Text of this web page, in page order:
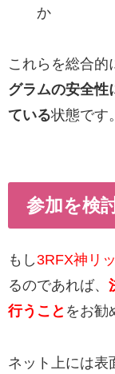
か
これらを総合的
グラムの安全性
ている状態です。
参加を検
もし3RFX神リ
るのであれば、
行うこと をお勧
ネット上には表